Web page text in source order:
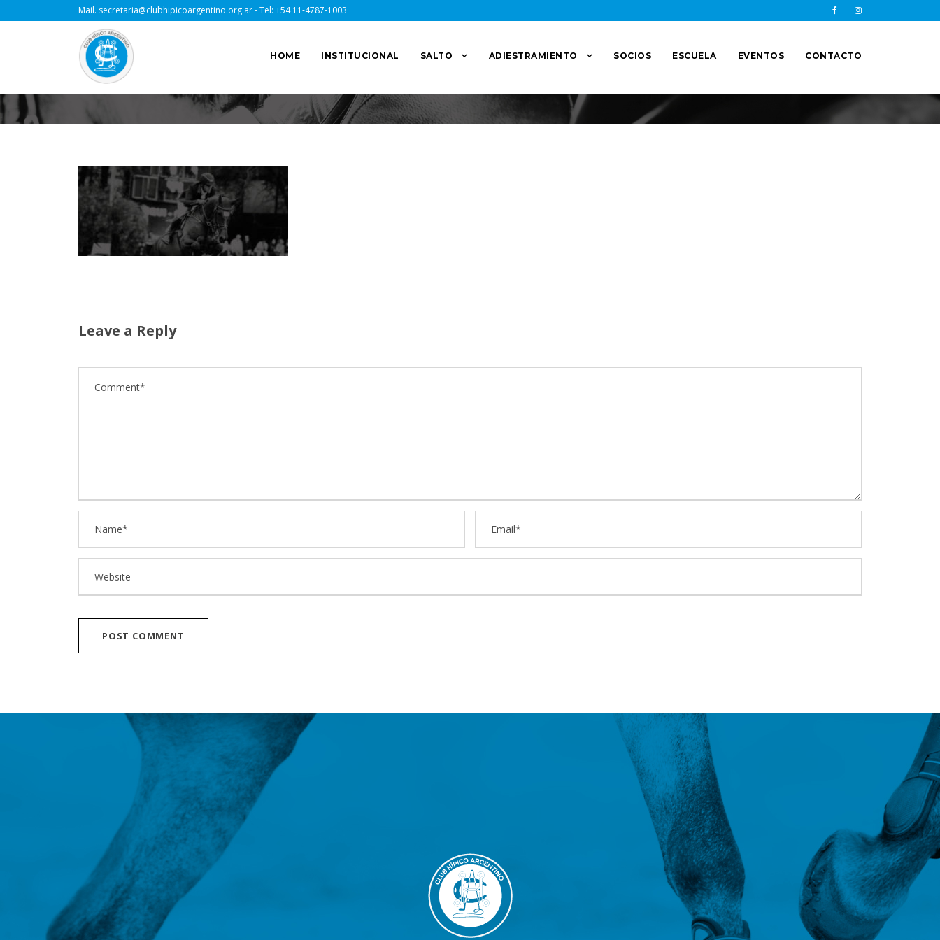
Mail. secretaria@clubhipicoargentino.org.ar- Tel: +54 11-4787-1003
HOME INSTITUCIONAL SALTO ADIESTRAMIENTO SOCIOS ESCUELA EVENTOS CONTACTO
Leave a Reply